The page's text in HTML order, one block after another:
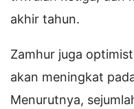
akhir tahun.
Zamhur juga
akan meningkat
Menurutnya,